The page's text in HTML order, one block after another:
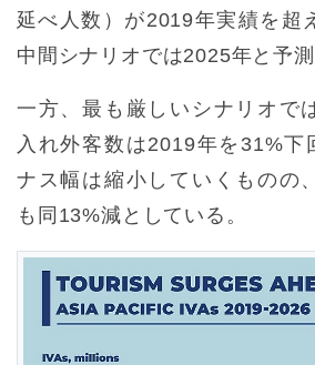
延べ人数）が2019年実績を超
中間シナリオでは2025年と予測
一方、最も厳しいシナリオで
入れ外客数は2019年を31%下
ナス幅は縮小していくものの
も同13%減としている。